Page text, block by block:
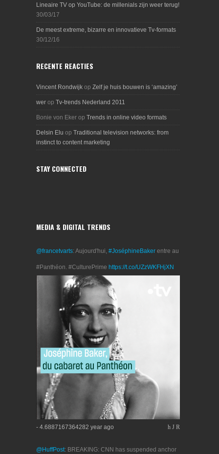
Lineaire TV op YouTube: de millenials zijn weer terug!
30/03/17
De meest extreme, bizarre en innovatieve Tv-formats
30/12/16
RECENTE REACTIES
Vincent Rondwijk op Zelf je huis bouwen is ‘amazing’
wer op Tv-trends Nederland 2011
Bonie von Eker op Trends in online video formats
Delsin Elu op Traditional television networks: from
instinct to content marketing
STAY CONNECTED
MEDIA & DIGITAL TRENDS
@francetvarts: Aujourd'hui, #JoséphineBaker entre au
#Panthéon. #CulturePrime https://t.co/UZzWKFHjXN
- 4.6887167364282 year ago h J R
@HuffPost: BREAKING: CNN has suspended anchor